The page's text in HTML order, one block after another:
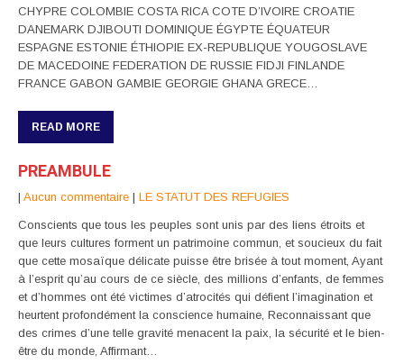
CHYPRE COLOMBIE COSTA RICA COTE D’IVOIRE CROATIE
DANEMARK DJIBOUTI DOMINIQUE ÉGYPTE ÉQUATEUR
ESPAGNE ESTONIE ÉTHIOPIE EX-REPUBLIQUE YOUGOSLAVE
DE MACEDOINE FEDERATION DE RUSSIE FIDJI FINLANDE
FRANCE GABON GAMBIE GEORGIE GHANA GRECE…
READ MORE
PREAMBULE
| Aucun commentaire | LE STATUT DES REFUGIES
Conscients que tous les peuples sont unis par des liens étroits et
que leurs cultures forment un patrimoine commun, et soucieux du fait
que cette mosaïque délicate puisse être brisée à tout moment, Ayant
à l’esprit qu’au cours de ce siècle, des millions d’enfants, de femmes
et d’hommes ont été victimes d’atrocités qui défient l’imagination et
heurtent profondément la conscience humaine, Reconnaissant que
des crimes d’une telle gravité menacent la paix, la sécurité et le bien-
être du monde, Affirmant…